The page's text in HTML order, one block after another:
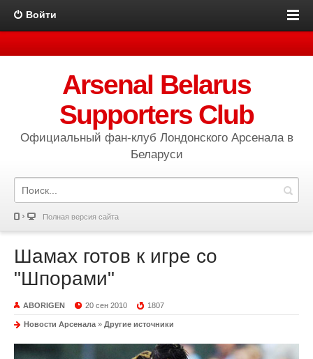
Войти
Arsenal Belarus
Supporters Club
Официальный фан-клуб Лондонского Арсенала в
Беларуси
Полная версия сайта
Шамах готов к игре со
"Шпорами"
ABORIGEN 20 сен 2010 1807
Новости Арсенала » Другие источники